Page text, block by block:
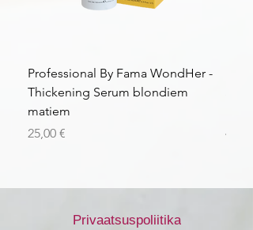
Professional By Fama WondHer -
Thickening Serum blondiem
matiem
Price
25,00 €
Price
43,56
Privaatsuspoliitika